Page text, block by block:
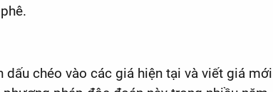
chéo vào các giá hiện tại và viết giá